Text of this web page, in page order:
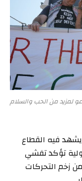
لمزيد من الحب والسلام
فيه القطاع
تؤكد تفشي
زخم التحركات